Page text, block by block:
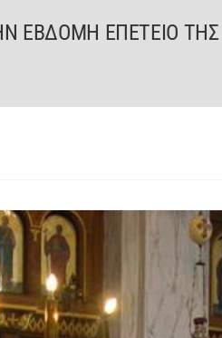
ΕΠΕΤΕΙΟ ΤΗΣ